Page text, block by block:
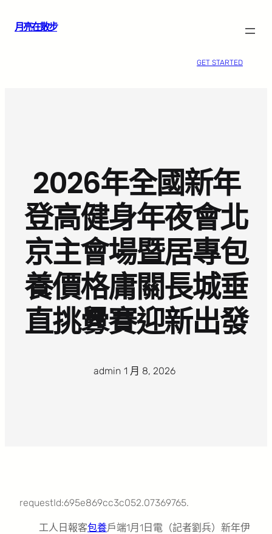
月亮在散步
GET STARTED
2026年全國新年
登高健身年夜會北
京主會場暨居專包
養價格庸關長城垂
直挑釁賽迎新出發
admin 1 月 8, 2026
requestId:695e869cc3c052.07369765.
工人日報客包養戶端1月1日電（記者劉兵）新年伊